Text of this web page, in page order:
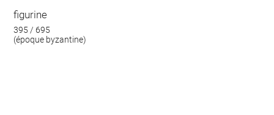
figurine
395 / 695
(époque byzantine)